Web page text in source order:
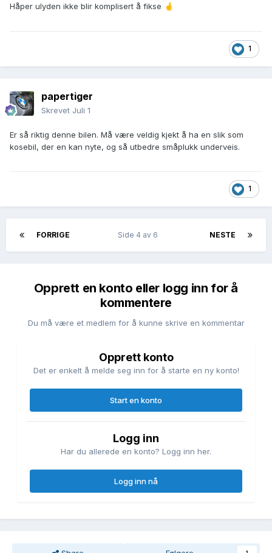
Håper ulyden ikke blir komplisert å fikse 🤞
1
papertiger
Skrevet Juli 1
Er så riktig denne bilen. Må være veldig kjekt å ha en slik som
kosebil, der en kan nyte, og så utbedre småplukk underveis.
1
FORRIGE NESTE
Side 4 av 6
Opprett en konto eller logg inn for å
kommentere
Du må være et medlem for å kunne skrive en kommentar
Opprett konto
Det er enkelt å melde seg inn for å starte en ny konto!
Start en konto
Logg inn
Har du allerede en konto? Logg inn her.
Logg inn nå